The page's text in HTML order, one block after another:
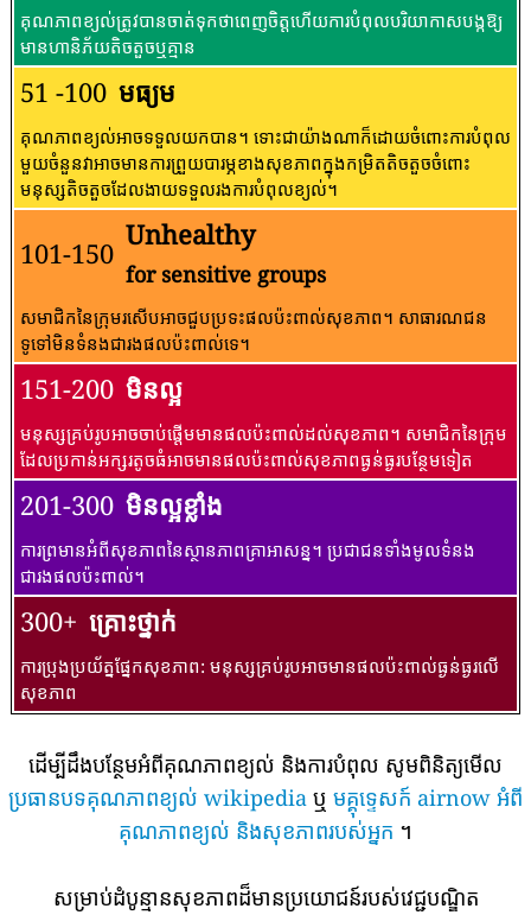
គុណភាពខ្យល់ត្រូវបានចាត់ទុកថាពេញចិត្តហើយការបំពុលបរិយាកាសបង្កឱ្យ
មានហានិភ័យតិចតួចឬគ្មាន
51 -100 មធ្យម
គុណភាពខ្យល់អាចទទួលយកបាន។ ទោះជាយ៉ាងណាក៏ដោយចំពោះការបំពុល
មួយចំនួនវាអាចមានការព្រួយបារម្ភខាងសុខភាពក្នុងកម្រិតតិចតួចចំពោះ
មនុស្សតិចតួចដែលងាយទទួលរងការបំពុលខ្យល់។
101-150
Unhealthy
for sensitive groups
សមាជិកនៃក្រុមរសើបអាចជួបប្រទះផលប៉ះពាល់សុខភាព។ សាធារណជន​
ទូទៅ​មិន​ទំនង​ជា​រង​ផល​ប៉ះពាល់​ទេ។
151-200 មិនល្អ
មនុស្សគ្រប់រូបអាចចាប់ផ្តើមមានផលប៉ះពាល់ដល់សុខភាព។ សមាជិកនៃក្រុម
ដែលប្រកាន់អក្សរតូចធំអាចមានផលប៉ះពាល់សុខភាពធ្ងន់ធ្ងរបន្ថែមទៀត
201-300 មិនល្អខ្លាំង
ការព្រមានអំពីសុខភាពនៃស្ថានភាពគ្រាអាសន្ន។ ប្រជាជនទាំងមូលទំនង
ជារងផលប៉ះពាល់។
300+ គ្រោះថ្នាក់
ការប្រុងប្រយ័ត្នផ្នែកសុខភាព: មនុស្សគ្រប់រូបអាចមានផលប៉ះពាល់ធ្ងន់ធ្ងរលើ
សុខភាព
ដើម្បីដឹងបន្ថែមអំពីគុណភាពខ្យល់ និងការបំពុល សូមពិនិត្យមើល
ប្រធានបទគុណភាពខ្យល់ wikipedia ឬ មគ្គុទ្ទេសក៍ airnow អំពី
គុណភាពខ្យល់ និងសុខភាពរបស់អ្នក ។
សម្រាប់ដំបូន្មានសុខភាពដ៏មានប្រយោជន៍របស់វេជ្ជបណ្ឌិត